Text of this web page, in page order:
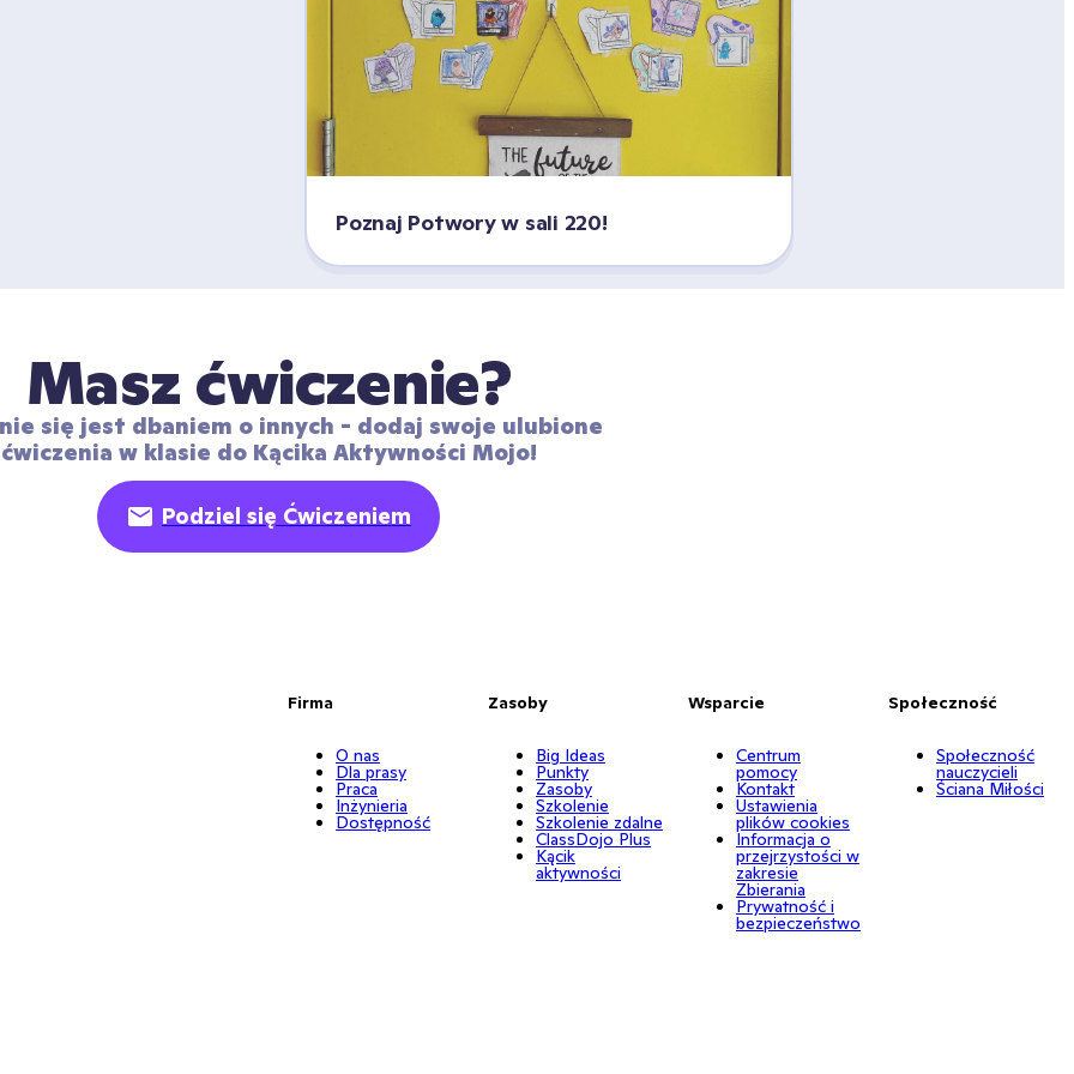
Poznaj Potwory w sali 220!
Masz ćwiczenie?
się jest dbaniem o innych - dodaj swoje ulubione
ćwiczenia w klasie do Kącika Aktywności Mojo!
Podziel się Ćwiczeniem
Firma
O nas
Dla prasy
Praca
Inżynieria
Dostępność
Zasoby
Big Ideas
Punkty
Zasoby
Szkolenie
Szkolenie zdalne
ClassDojo Plus
Kącik
aktywności
Wsparcie
Centrum
pomocy
Kontakt
Ustawienia
plików cookies
Informacja o
przejrzystości w
zakresie
Zbierania
Prywatność i
bezpieczeństwo
Społeczność
Społeczność
nauczycieli
Ściana Miłości